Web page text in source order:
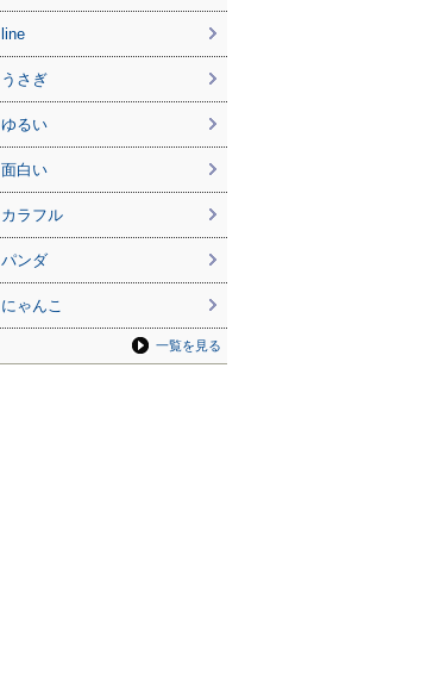
line
うさぎ
ゆるい
面白い
カラフル
パンダ
にゃんこ
一覧を見る